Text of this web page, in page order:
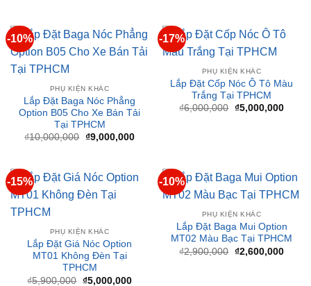
PHỤ KIỆN KHÁC
Lắp Đặt Baga Nóc Phẳng
Option B05 Cho Xe Bán Tải
Tại TPHCM
₫10,000,000
Giá
gốc
là:
₫10,000,000.
₫9,000,000Giá
hiện
tại
₫9,000,000.
PHỤ KIỆN KHÁC
Lắp Đặt Cốp Nóc Ô Tô Màu
Trắng Tại TPHCM
6,000,000 Giá
gốc
là:
₫6,000,000.
₫ 5,000,000
hiện
tại
PHỤ KIỆN KHÁC
Lắp Đặt Giá Nóc Option
TPHCM
₫5,900,000
Giá
gốc
là:
₫5,900,000.
₫5,000,000Giá
₫5,000,000.
PHỤ KIỆN KHÁC
Lắp Đặt Baga Mui Option
MT02 Màu Bạc Tại TPHCM
2,900,000 Giá
gốc
là:
₫2,900,000.
₫ 2,600,000
hiện
tại
là: